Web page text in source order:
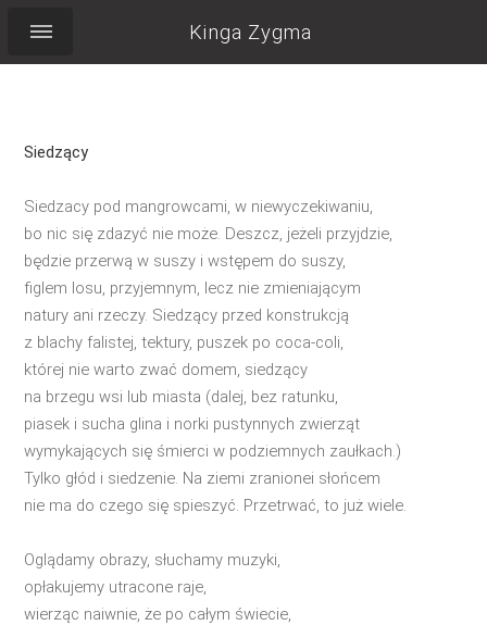
Kinga Zygma
Siedzący
Siedzacy pod mangrowcami, w niewyczekiwaniu,
bo nic się zdazyć nie może. Deszcz, jeżeli przyjdzie,
będzie przerwą w suszy i wstępem do suszy,
figlem losu, przyjemnym, lecz nie zmieniającym
natury ani rzeczy. Siedzący przed konstrukcją
z blachy falistej, tektury, puszek po coca-coli,
której nie warto zwać domem, siedzący
na brzegu wsi lub miasta (dalej, bez ratunku,
piasek i sucha glina i norki pustynnych zwierząt
wymykających się śmierci w podziemnych zaułkach.)
Tylko głód i siedzenie. Na ziemi zranionei słońcem
nie ma do czego się spieszyć. Przetrwać, to już wiele.
Oglądamy obrazy, słuchamy muzyki,
opłakujemy utracone raje,
wierząc naiwnie, że po całym świecie,